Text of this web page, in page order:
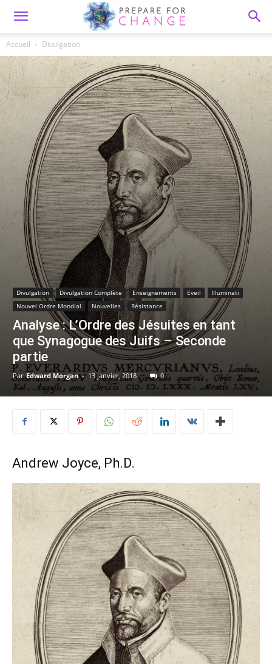
Accueil Divulgation
Divulgation Divulgation Complète Enseignements Eveil
Illuminati
Nouvel Ordre Mondial
Nouvelles Résistance
Analyse : L’Ordre des Jésuites en tant
que Synagogue des Juifs – Seconde
partie
Par Edward Morgan - 13 janvier, 2018 0
Andrew Joyce, Ph.D.